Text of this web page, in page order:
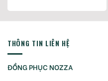
THÔNG TIN LIÊN HỆ
ĐỒNG PHỤC NOZZA